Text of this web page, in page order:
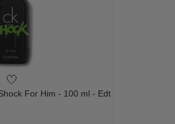
For Him - 100 ml - Edt